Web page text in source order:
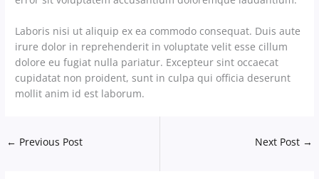
Laboris nisi ut aliquip ex ea commodo consequat. Duis aute
irure dolor in reprehenderit in voluptate velit esse cillum
dolore eu fugiat nulla pariatur. Excepteur sint occaecat
cupidatat non proident, sunt in culpa qui officia deserunt
mollit anim id est laborum.
← Previous Post Next Post →